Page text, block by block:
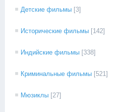
Детские фильмы [3]
Исторические фильмы [142]
Индийские фильмы [338]
Криминальные фильмы [521]
Мюзиклы [27]